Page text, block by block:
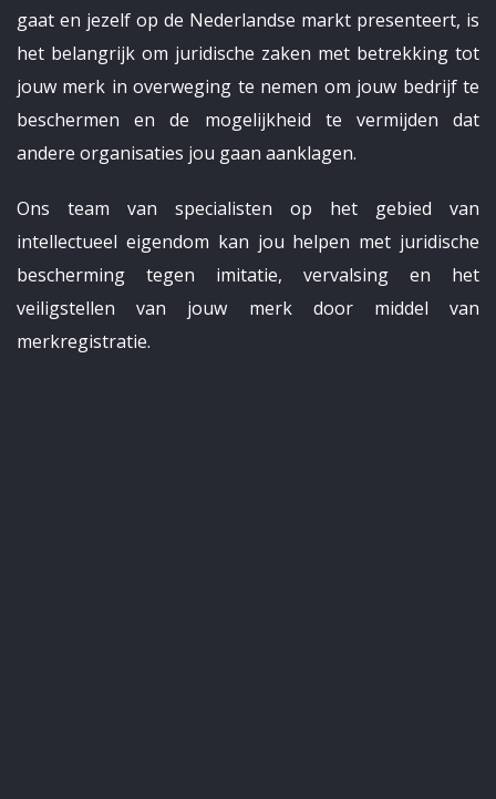
gaat en jezelf op de Nederlandse markt presenteert, is
het belangrijk om juridische zaken met betrekking tot
jouw merk in overweging te nemen om jouw bedrijf te
beschermen en de mogelijkheid te vermijden dat
andere organisaties jou gaan aanklagen.
Ons team van specialisten op het gebied van
intellectueel eigendom kan jou helpen met juridische
bescherming tegen imitatie, vervalsing en het
veiligstellen van jouw merk door middel van
merkregistratie.